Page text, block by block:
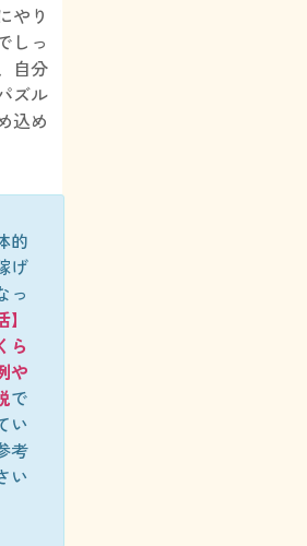
やり
しっ
自分
ズル
込め
的
げ
っ
ら
や
で
い
考
い